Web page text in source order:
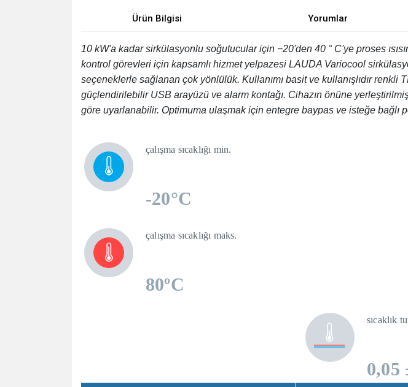
Ürün Bilgisi Yorumlar
10 kW'a kadar sirkülasyonlu soğutucular için −20'den 40 ° C'ye proses
kontrol görevleri için kapsamlı hizmet yelpazesi LAUDA Variocool
seçeneklerle sağlanan çok yönlülük. Kullanımı basit ve kullanışlıdır renkli
güçlendirilebilir USB arayüzü ve alarm kontağı. Cihazın önüne
göre uyarlanabilir. Optimuma ulaşmak için entegre baypas ve isteğe bağlı
çalışma sıcaklığı min.
-20°C
çalışma sıcaklığı maks.
80ºC
sıcaklık
0,05